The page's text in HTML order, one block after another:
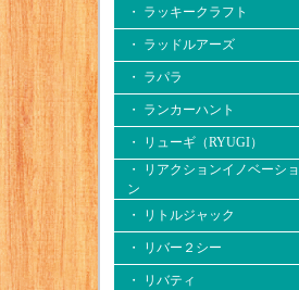
・ ラッキークラフト
・ ラッドルアーズ
・ ラパラ
・ ランカーハント
・ リューギ（RYUGI）
・ リアクションイノベーショ
ン
・ リトルジャック
・ リバー２シー
・ リバティ